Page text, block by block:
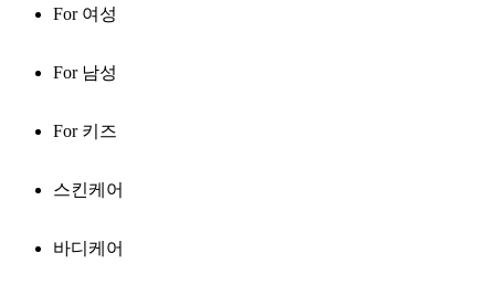
For 여성
For 남성
For 키즈
스킨케어
바디케어